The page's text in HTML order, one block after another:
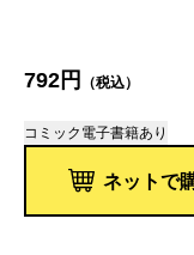
792円 （税込）
コミック 電子書籍あり
ネットで